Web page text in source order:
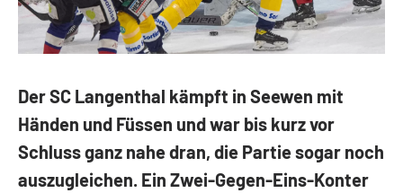
PRIVATE CLUB
Mitglieder
Anlässe
LEGENDEN
Der SC Langenthal kämpft in Seewen mit
Händen und Füssen und war bis kurz vor
Schluss ganz nahe dran, die Partie sogar noch
auszugleichen. Ein Zwei-Gegen-Eins-Konter